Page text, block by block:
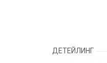
ДЕТЕЙЛИНГ